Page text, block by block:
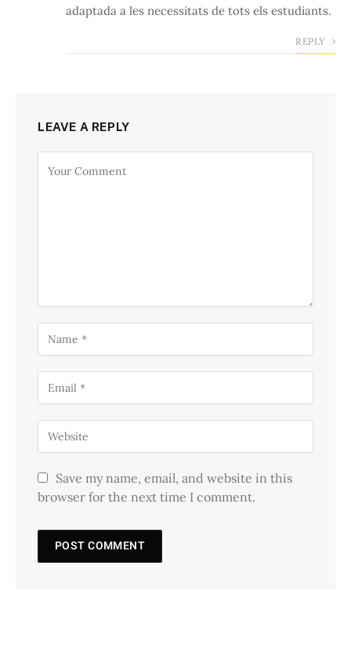
adaptada a les necessitats de tots els estudiants.
REPLY
LEAVE A REPLY
Save my name, email, and website in this
browser for the next time I comment.